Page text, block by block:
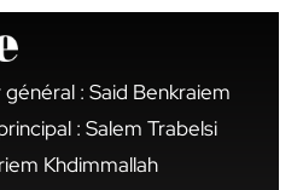
: Said Benkraiem
: Salem Trabelsi
Khdimmallah